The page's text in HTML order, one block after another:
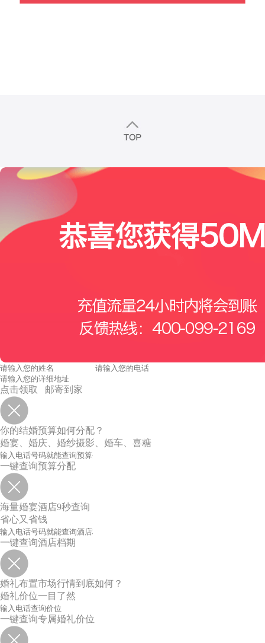
点击领取 邮寄到家
你的结婚预算如何分配？
婚宴、婚庆、婚纱摄影、婚车、喜糖
一键查询预算分配
海量婚宴酒店9秒查询
省心又省钱
一键查询酒店档期
婚礼布置市场行情到底如何？
婚礼价位一目了然
一键查询专属婚礼价位